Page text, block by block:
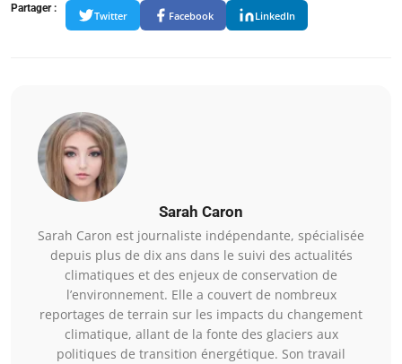
Partager :
Twitter Facebook LinkedIn
Sarah Caron
Sarah Caron est journaliste indépendante, spécialisée
depuis plus de dix ans dans le suivi des actualités
climatiques et des enjeux de conservation de
l’environnement. Elle a couvert de nombreux
reportages de terrain sur les impacts du changement
climatique, allant de la fonte des glaciers aux
politiques de transition énergétique. Son travail